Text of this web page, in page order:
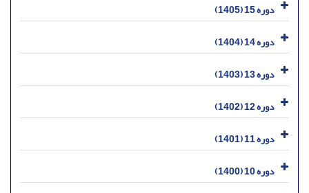
دوره 15 (1405)
دوره 14 (1404)
دوره 13 (1403)
دوره 12 (1402)
دوره 11 (1401)
دوره 10 (1400)